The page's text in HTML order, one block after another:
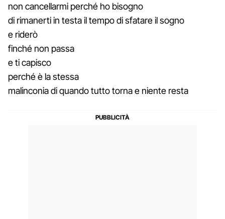
non cancellarmi perché ho bisogno
di rimanerti in testa il tempo di sfatare il sogno
e riderò
finché non passa
e ti capisco
perché è la stessa
malinconia di quando tutto torna e niente resta